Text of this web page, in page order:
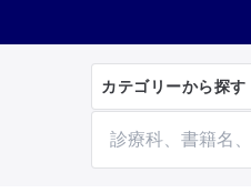
カテゴリーから探す